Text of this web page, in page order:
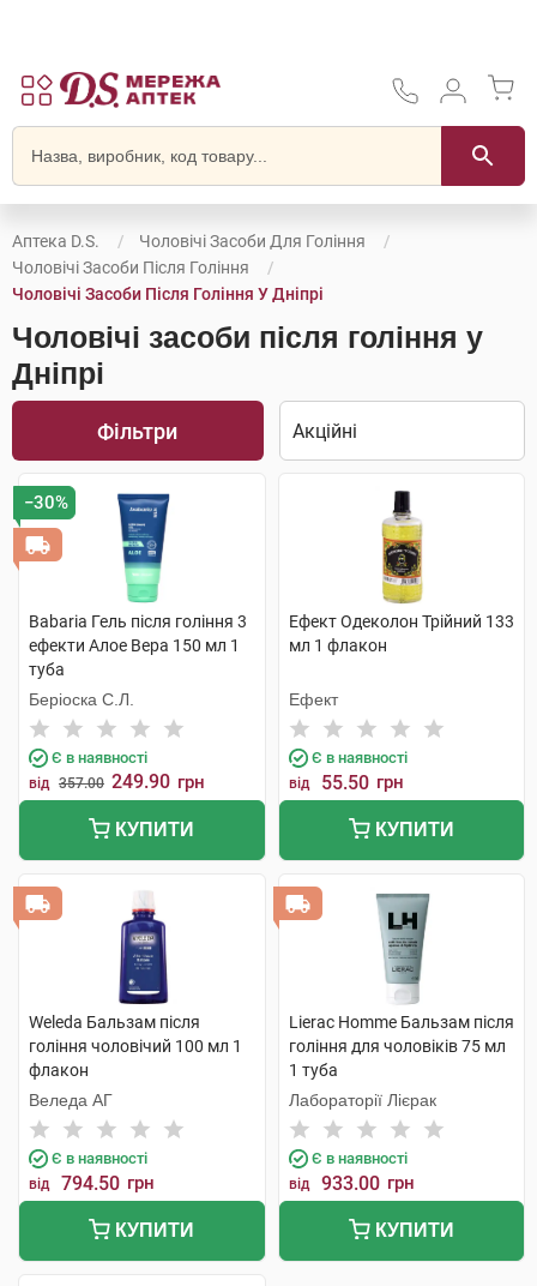
Аптека D.S.
Чоловічі Засоби Для Гоління
Чоловічі Засоби Після Гоління
Чоловічі Засоби Після Гоління У Дніпрі
Чоловічі засоби після гоління у
Дніпрі
Фільтри
−30%
Babaria Гель після гоління 3
ефекти Алое Вера 150 мл 1
туба
Беріоска С.Л.
Є в наявності
від 357.00 249.90 грн
КУПИТИ
Ефект Одеколон Трійний 133
мл 1 флакон
Ефект
Є в наявності
від 55.50 грн
КУПИТИ
Weleda Бальзам після
гоління чоловічий 100 мл 1
флакон
Веледа АГ
Є в наявності
від 794.50 грн
КУПИТИ
Lierac Homme Бальзам після
гоління для чоловіків 75 мл
1 туба
Лабораторії Лієрак
Є в наявності
від 933.00 грн
КУПИТИ